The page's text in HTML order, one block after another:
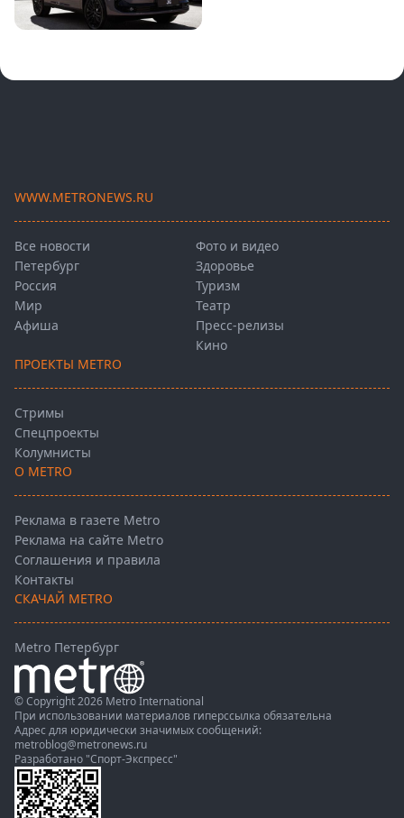
WWW.METRONEWS.RU
Все новости
Петербург
Россия
Мир
Афиша
Фото и видео
Здоровье
Туризм
Театр
Пресс-релизы
Кино
ПРОЕКТЫ METRO
Стримы
Спецпроекты
Колумнисты
О METRO
Реклама в газете Metro
Реклама на сайте Metro
Соглашения и правила
Контакты
СКАЧАЙ METRO
Metro Петербург
© Copyright 2026 Metro International
При использовании материалов гиперссылка обязательна
Адрес для юридически значимых сообщений:
metroblog@metronews.ru
Разработано "Спорт-Экспресс"